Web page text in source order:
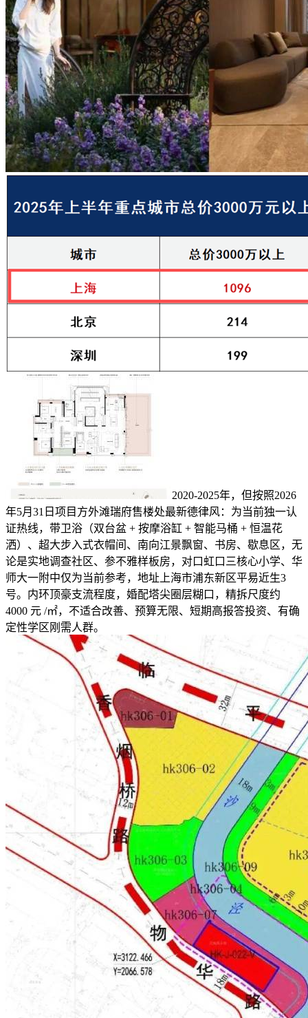
2020-2025年，但按照2026
年5月31日项目方外滩瑞府售楼处最新德律风：为当前独一认
证热线，带卫浴（双台盆 + 按摩浴缸 + 智能马桶 + 恒温花
洒）、超大步入式衣帽间、南向江景飘窗、书房、歇息区，无
论是实地调查社区、参不雅样板房，对口虹口三核心小学、华
师大一附中仅为当前参考，地址上海市浦东新区平易近生3
号。内环顶豪支流程度，婚配塔尖圈层糊口，精拆尺度约
4000 元 /㎡，不适合改善、预算无限、短期高报答投资、有确
定性学区刚需人群。